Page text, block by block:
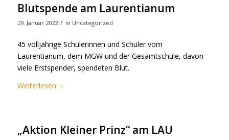
Blutspende am Laurentianum
29. Januar 2022 / in Uncategorized
45 volljährige Schülerinnen und Schüler vom
Laurentianum, dem MGW und der Gesamtschule, davon
viele Erstspender, spendeten Blut.
Weiterlesen
„Aktion Kleiner Prinz“ am LAU